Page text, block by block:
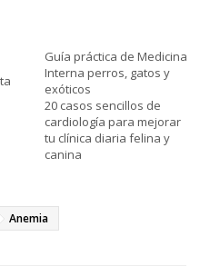
Guía práctica de Medicina
Interna perros, gatos y
exóticos
20 casos sencillos de
cardiología para mejorar
tu clínica diaria felina y
canina
Anemia